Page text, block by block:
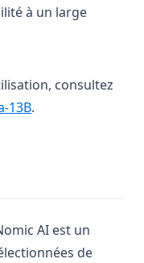
à un large
consultez
13B.
AI est un
de